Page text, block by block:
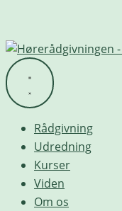
Rådgivning
Udredning
Kurser
Viden
Om os